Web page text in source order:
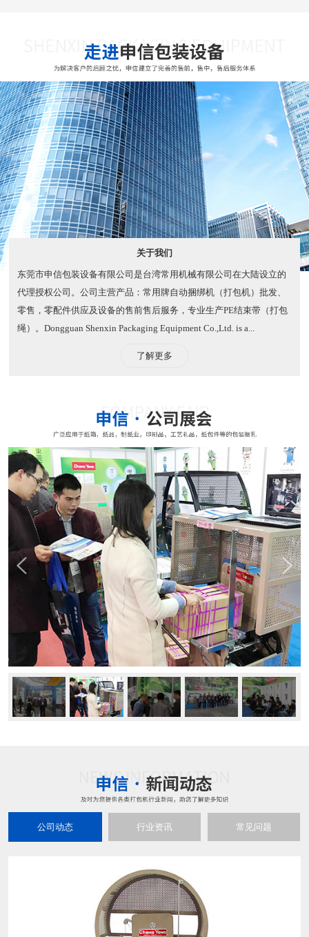
关于我们
东莞市申信包装设备有限公司是台湾常用机械有限公司在大陆设立的
代理授权公司。公司主营产品：常用牌自动捆绑机（打包机）批发、
零售，零配件供应及设备的售前售后服务，专业生产PE结束带（打包
绳）。​ Dongguan Shenxin Packaging Equipment Co.,Ltd. is a...
了解更多
公司动态 行业资讯 常见问题